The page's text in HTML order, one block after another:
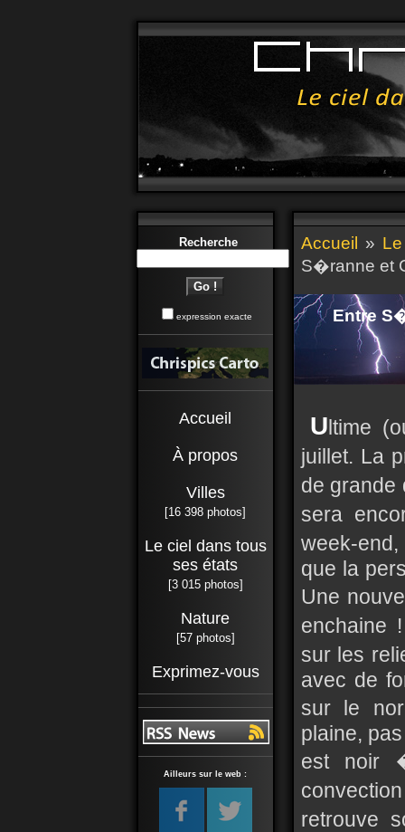
Recherche
expression exacte
Accueil
À propos
Villes
[16 398 photos]
Le ciel dans tous
ses états
[3 015 photos]
Nature
[57 photos]
Exprimez-vous
Ailleurs sur le web :
Accueil »
S�ranne et
Entre
Ultime
juillet. La
de
sera
week-
que la
Une
sur les
avec de
sur le
plaine,
est noir
retrouve